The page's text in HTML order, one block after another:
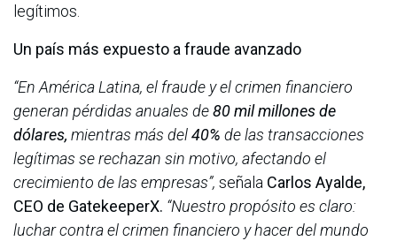
legítimos.
Un país más expuesto a fraude avanzado
“En América Latina, el fraude y el crimen financiero
generan pérdidas anuales de80 mil millones de
dólares, mientras más del40% de las transacciones
legítimas se rechazan sin motivo, afectando el
crecimiento de las empresas”, señala Carlos Ayalde,
CEO de GatekeeperX. “Nuestro propósito es claro:
luchar contra el crimen financiero y hacer del mundo